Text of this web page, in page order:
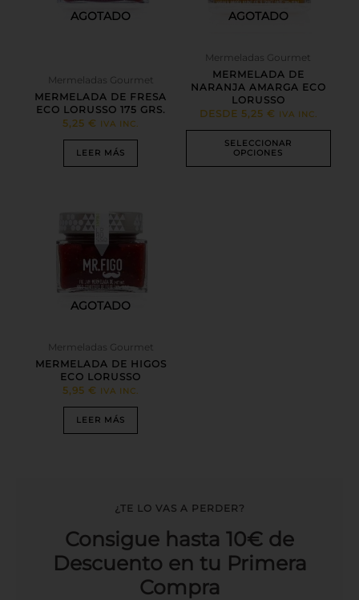
AGOTADO
Mermeladas Gourmet
MERMELADA DE FRESA
ECO LORUSSO 175 GRS.
5,25€ IVA INC.
LEER MÁS
AGOTADO
Mermeladas Gourmet
MERMELADA DE
NARANJA AMARGA ECO
LORUSSO
DESDE 5,25 € IVA INC.
SELECCIONAR
OPCIONES
se
en
la
página
de
producto
AGOTADO
Mermeladas Gourmet
MERMELADA DE HIGOS
ECO LORUSSO
5,95€ IVA INC.
LEER MÁS
¿TE LO VAS A PERDER?
Consigue hasta 10€ de
Descuento en tu Primera
Compra